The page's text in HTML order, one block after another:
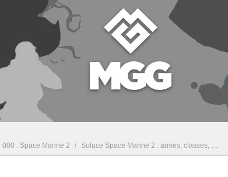
: Space Marine 2 / Soluce Space Marine 2 : armes, classes, builds... Guide complet